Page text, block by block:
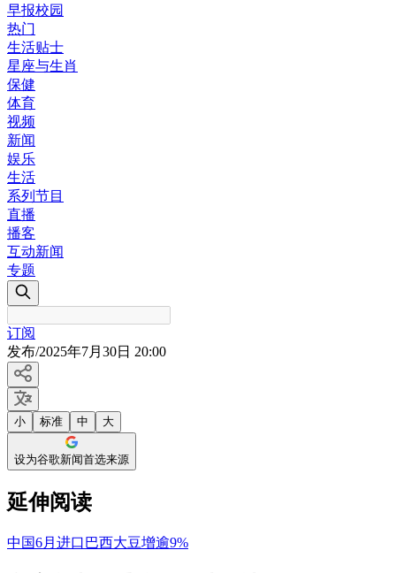
早报校园
热门
生活贴士
星座与生肖
保健
体育
视频
新闻
娱乐
生活
系列节目
直播
播客
互动新闻
专题
订阅
发布/2025年7月30日 20:00
小 标准 中 大
设为谷歌新闻首选来源
延伸阅读
中国6月进口巴西大豆增逾9%